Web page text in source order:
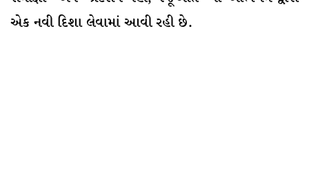
એક નવી દિશા લેવામાં આવી રહી છે.